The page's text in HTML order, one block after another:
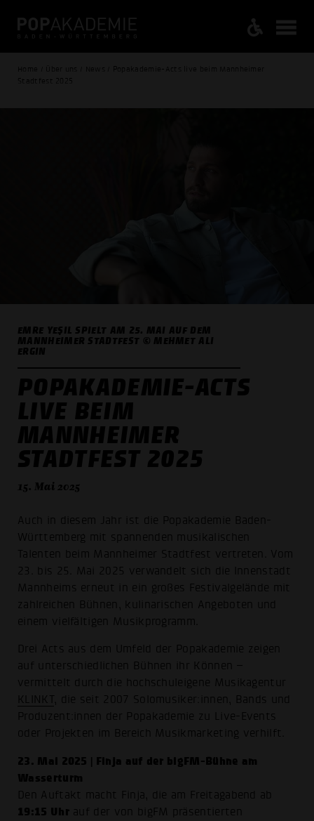
Home / Über uns / News / Popakademie-Acts live beim Mannheimer
Stadtfest 2025
EMRE YEŞIL SPIELT AM 25. MAI AUF DEM
MANNHEIMER STADTFEST © MEHMET ALI
ERGIN
POPAKADEMIE-ACTS
LIVE BEIM
MANNHEIMER
STADTFEST 2025
15. Mai 2025
Auch in diesem Jahr ist die Popakademie Baden-
Württemberg mit spannenden musikalischen
Talenten beim Mannheimer Stadtfest vertreten. Vom
23. bis 25. Mai 2025 verwandelt sich die Innenstadt
Mannheims erneut in ein großes Festivalgelände mit
zahlreichen Bühnen, kulinarischen Angeboten und
einem vielfältigen Musikprogramm.
Drei Acts aus dem Umfeld der Popakademie zeigen
auf unterschiedlichen Bühnen ihr Können –
vermittelt durch die hochschuleigene Musikagentur
KLINKT, die seit 2007 Solomusiker:innen, Bands und
Produzent:innen der Popakademie zu Live-Events
oder Projekten im Bereich Musikmarketing verhilft.
23. Mai 2025 | Finja auf der bigFM-Bühne am
Wasserturm
Den Auftakt macht Finja, die am Freitagabend ab
19:15 Uhrauf der von bigFM präsentierten